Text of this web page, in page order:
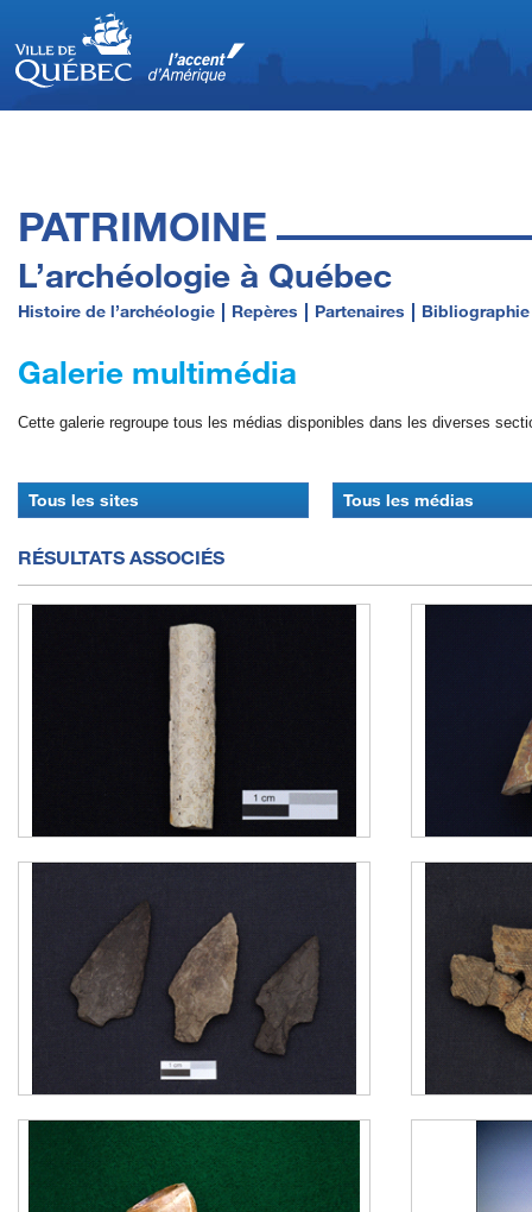
PATRIMOINE
L’archéologie à Québec
Histoire de l’archéologie Repères Partenaires Bibliographie
Galerie multimédia
Cette galerie regroupe tous les médias disponibles dans les diverses
RÉSULTATS ASSOCIÉS